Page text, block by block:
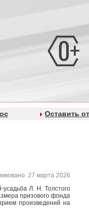
Оставить
27 марта 2026
Л. Н. Толстого
призового фонда
произведений на